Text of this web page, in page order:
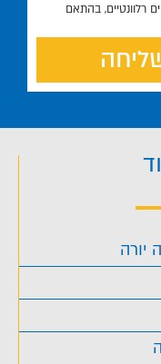
רלוונטיים, בהתאם
יורה